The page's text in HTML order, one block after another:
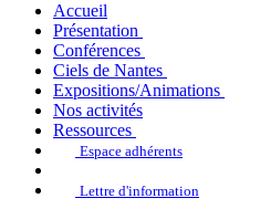
Accueil
Présentation
Conférences
Ciels de Nantes
Expositions/Animations
Nos activités
Ressources
Espace adhérents
Lettre d'information